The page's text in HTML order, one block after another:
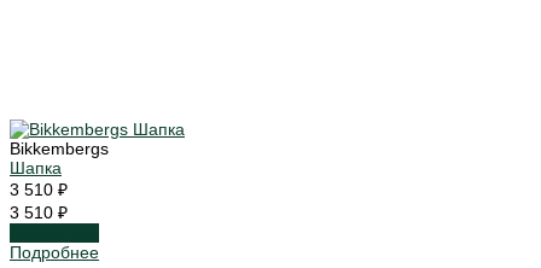
Bikkembergs
Шапка
3 510 ₽
3 510 ₽
Подробнее